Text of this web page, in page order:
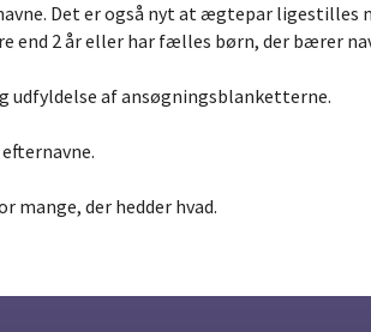
Det er også nyt at ægtepar ligestilles
end 2 år eller har fælles børn, der bærer
udfyldelse af ansøgningsblanketterne.
mange, der hedder hvad.